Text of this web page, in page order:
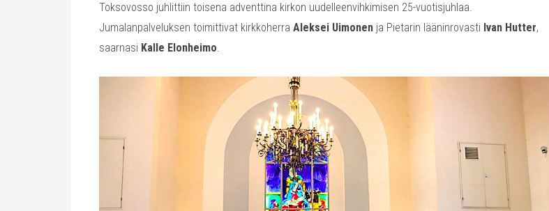
Toksovosso juhlittiin toisena adventtina kirkon uudelleenvihkimisen 25-vuotisjuhlaa.
Jumalanpalveluksen toimittivat kirkkoherra Aleksei Uimonen ja Pietarin lääninrovasti Ivan Hutter,
saarnasi Kalle Elonheimo.